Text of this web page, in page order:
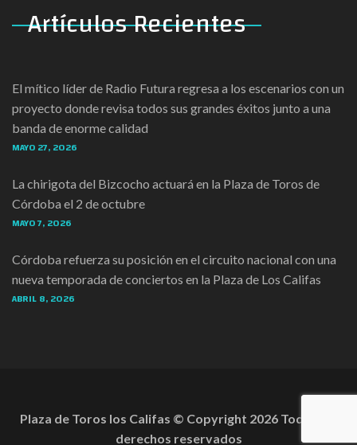
ArtículosRecientes
El mítico líder de Radio Futura regresa a los escenarios con un
proyecto donde revisa todos sus grandes éxitos junto a una
banda de enorme calidad
MAYO 27, 2026
La chirigota del Bizcocho actuará en la Plaza de Toros de
Córdoba el 2 de octubre
MAYO 7, 2026
Córdoba refuerza su posición en el circuito nacional con una
nueva temporada de conciertos en la Plaza de Los Califas
ABRIL 8, 2026
Plaza de Toros los Califas © Copyright 2026Todos los
derechos reservados